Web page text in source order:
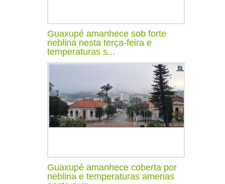
Guaxupé amanhece sob forte
neblina nesta terça-feira e
temperaturas s...
Guaxupé amanhece coberta por
neblina e temperaturas amenas